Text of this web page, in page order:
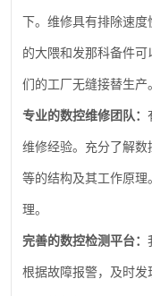
下。维修具有排除速
的大隈和发那科备件
们的工厂无缝接替生产
专业的数控维修团队：
维修经验。充分了解
等的结构及其工作原
理。
完善的数控检测平台：
根据故障报警，及时发